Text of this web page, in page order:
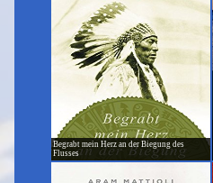
Begrabt mein Herz an der Biegung des
Flusses